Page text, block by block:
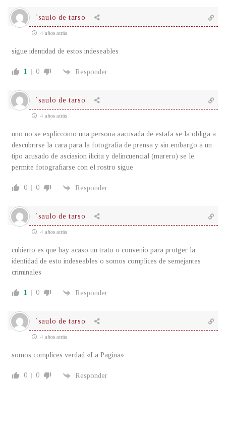
`saulo de tarso
4 años atrás
sigue identidad de estos indeseables
1 0 Responder
`saulo de tarso
4 años atrás
uno no se expliccomo una persona aacusada de estafa se la obliga a
descubrirse la cara para la fotografia de prensa y sin embargo a un
tipo acusado de asciasion ilicita y delincuencial (marero) se le
permite fotografiarse con el rostro sigue
0 0 Responder
`saulo de tarso
4 años atrás
cubierto es que hay acaso un trato o convenio para protger la
identidad de esto indeseables o somos complices de semejantes
criminales
1 0 Responder
`saulo de tarso
4 años atrás
somos complices verdad «La Pagina»
0 0 Responder